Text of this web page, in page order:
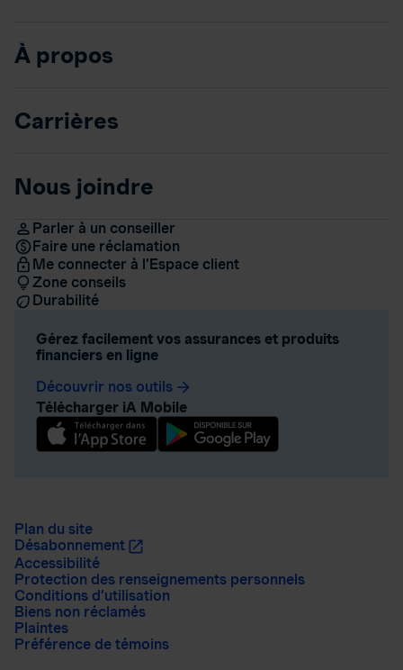
À propos
Carrières
Nous joindre
Parler à un conseiller
Faire une réclamation
Me connecter à l’Espace client
Zone conseils
Durabilité
Gérez facilement vos assurances et produits
financiers en ligne
Découvrir nos outils arrow_forward
Télécharger iA Mobile
Plan du site
Désabonnement
Accessibilité
Protection des renseignements personnels
Conditions d’utilisation
Biens non réclamés
Plaintes
Préférence de témoins